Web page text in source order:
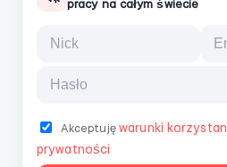
pracy na całym świecie
Akceptujęwarunki
prywatności